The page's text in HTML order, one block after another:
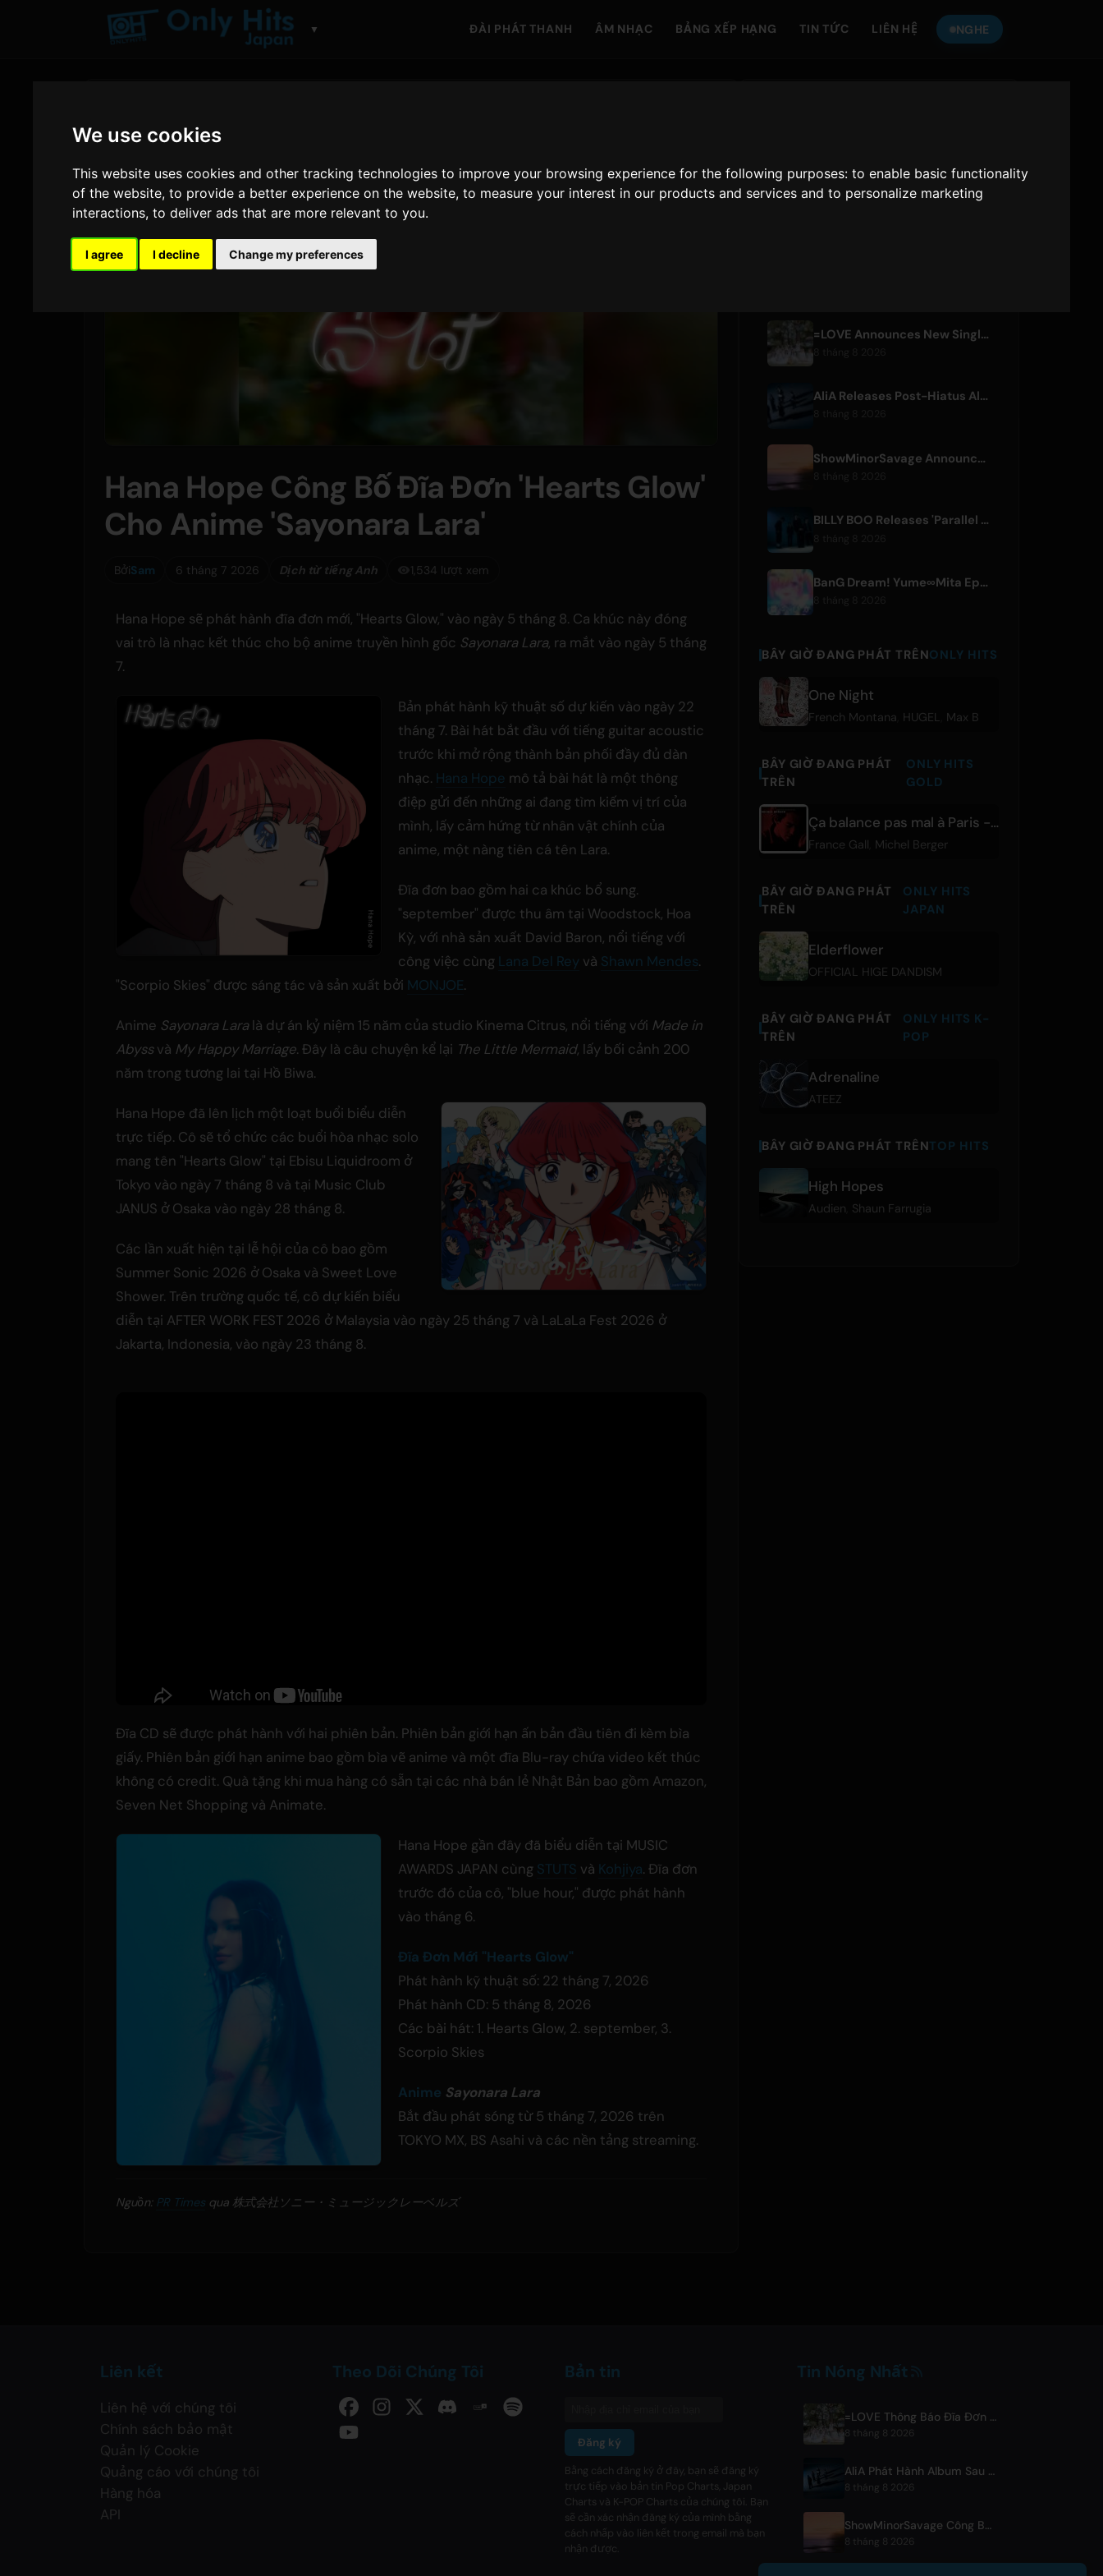
We use cookies
This website uses cookies and other tracking technologies to improve your browsing experience for the following purposes:to enable basic functionality
of the website,to provide a better experience on the website,to measure your interest in our products and services and to personalize marketing
interactions,to deliver ads that are more relevant to you.
I agree I decline Change my preferences
▼ ĐÀI PHÁT THANH ÂM NHẠC BẢNG XẾP HẠNG TIN TỨC LIÊN HỆ NGHE
Hana Hope Công Bố Đĩa Đơn 'Hearts Glow'
Cho Anime 'Sayonara Lara'
BởiSam 6 tháng 7 2026 Dịch từ tiếng Anh 1,534 lượt xem
Hana Hope sẽ phát hành đĩa đơn mới, "Hearts Glow," vào ngày 5 tháng 8. Ca khúc này đóng
vai trò là nhạc kết thúc cho bộ anime truyền hình gốc Sayonara Lara, ra mắt vào ngày 5 tháng
7.
Bản phát hành kỹ thuật số dự kiến vào ngày 22
tháng 7. Bài hát bắt đầu với tiếng guitar acoustic
trước khi mở rộng thành bản phối đầy đủ dàn
nhạc. Hana Hope mô tả bài hát là một thông
điệp gửi đến những ai đang tìm kiếm vị trí của
mình, lấy cảm hứng từ nhân vật chính của
anime, một nàng tiên cá tên Lara.
Đĩa đơn bao gồm hai ca khúc bổ sung.
"september" được thu âm tại Woodstock, Hoa
Kỳ, với nhà sản xuất David Baron, nổi tiếng với
công việc cùng Lana Del Rey và Shawn Mendes.
"Scorpio Skies" được sáng tác và sản xuất bởi MONJOE.
Anime Sayonara Lara là dự án kỷ niệm 15 năm của studio Kinema Citrus, nổi tiếng với Made in
Abyssvà My Happy Marriage. Đây là câu chuyện kể lại The Little Mermaid, lấy bối cảnh 200
năm trong tương lai tại Hồ Biwa.
Hana Hope đã lên lịch một loạt buổi biểu diễn
trực tiếp. Cô sẽ tổ chức các buổi hòa nhạc solo
mang tên "Hearts Glow" tại Ebisu Liquidroom ở
Tokyo vào ngày 7 tháng 8 và tại Music Club
JANUS ở Osaka vào ngày 28 tháng 8.
Các lần xuất hiện tại lễ hội của cô bao gồm
Summer Sonic 2026 ở Osaka và Sweet Love
Shower. Trên trường quốc tế, cô dự kiến biểu
diễn tại AFTER WORK FEST 2026 ở Malaysia vào ngày 25 tháng 7 và LaLaLa Fest 2026 ở
Jakarta, Indonesia, vào ngày 23 tháng 8.
Đĩa CD sẽ được phát hành với hai phiên bản. Phiên bản giới hạn ấn bản đầu tiên đi kèm bìa
giấy. Phiên bản giới hạn anime bao gồm bìa vẽ anime và một đĩa Blu-ray chứa video kết thúc
không có credit. Quà tặng khi mua hàng có sẵn tại các nhà bán lẻ Nhật Bản bao gồm Amazon,
Seven Net Shopping và Animate.
Hana Hope gần đây đã biểu diễn tại MUSIC
AWARDS JAPAN cùng STUTS và Kohjiya. Đĩa đơn
trước đó của cô, "blue hour," được phát hành
vào tháng 6.
Đĩa Đơn Mới "Hearts Glow"
Phát hành kỹ thuật số: 22 tháng 7, 2026
Phát hành CD: 5 tháng 8, 2026
Các bài hát: 1. Hearts Glow, 2. september, 3.
Scorpio Skies
Anime Sayonara Lara
Bắt đầu phát sóng từ 5 tháng 7, 2026 trên
TOKYO MX, BS Asahi và các nền tảng streaming.
Nguồn: PR Times qua 株式会社ソニー・ミュージックレーベルズ
Only Hits Japan
=LOVE Announces New Single 'Koi, Hajimemashita.' and Tokyo Dome Concerts
8 tháng 8 2026
AliA Releases Post-Hiatus Album 'mate', Announces Tokyo Live
ShowMinorSavage Announces New Digital Single 'Gradation'
BILLY BOO Releases 'Parallel Night-EP' Featuring TV Drama Theme Song
BanG Dream! Yume∞Mita Episode 8 Live Clip Released
BÂY GIỜ ĐANG PHÁT TRÊNONLY HITS
One Night
French Montana HUGEL Max B
BÂY GIỜ ĐANG PHÁT
TRÊN
ONLY HITS
GOLD
Ça balance pas mal à Paris - Remasterisé en 2002
France Gall Michel Berger
BÂY GIỜ ĐANG PHÁT
TRÊN
ONLY HITS
JAPAN
Elderflower
OFFICIAL HIGE DANDISM
BÂY GIỜ ĐANG PHÁT
TRÊN
ONLY HITS K-
POP
Adrenaline
ATEEZ
BÂY GIỜ ĐANG PHÁT TRÊNTOP HITS
High Hopes
Audien Shaun Farrugia
Liên kết
Liên hệ với chúng tôi
Chính sách bảo mật
Quản lý Cookie
Quảng cáo với chúng tôi
Hàng hóa
API
Theo Dõi Chúng Tôi Bản tin
Đăng ký
Bằng cách đăng ký ở đây, bạn sẽ đăng ký
trực tiếp vào bản tin Pop Charts, Japan
Charts và K-POP Charts của chúng tôi. Bạn
sẽ cần xác nhận đăng ký của mình bằng
cách nhấp vào liên kết trong email mà bạn
nhận được.
Tin Nóng Nhất
=LOVE Thông Báo Đĩa Đơn Mới 'Koi, Hajimemashita.' Và Các Buổi Diễn Ở Tokyo Dome
8 tháng 8 2026
AliA Phát Hành Album Sau Thời Gian Gián Đoạn 'mate', Công Bố Liveshow Tại Tokyo
8 tháng 8 2026
ShowMinorSavage Công Bố Đĩa Đơn Kỹ Thuật Số Mới 'Gradation'
8 tháng 8 2026